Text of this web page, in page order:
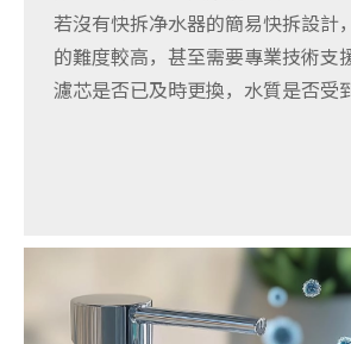
若沒有快拆净水器的簡易快拆設計
的難度較高，甚至需要專業技術支
濾芯是否已及時更換，水質是否受